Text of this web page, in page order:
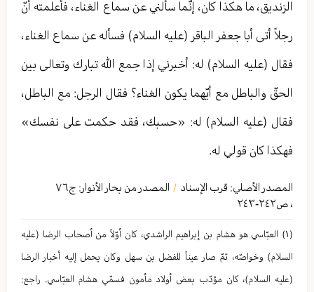
الزنديق، ما هكذا كان، إنّما سألني عن سماع الغناء، فأعلمته أنّ
رجلاً أتى أبا جعفر الباقر (عليه السلام) فسأله عن سماع الغناء،
فقال (عليه السلام) له: أخبرني إذا جمع الله تبارك وتعالى بين
الحقّ والباطل مع أيّهما يكون الغناء؟ فقال الرجل: مع الباطل،
فقال (عليه السلام) له: «حسبك، فقد حكمت على نفسك»
فهكذا كان قولي له.
المصدر الأصلي: قرب الإسناد / المصدر من بحار الأنوار: ج٧٦
، ص٢٤٢-٢٤٣
(١) العبّاسي هو هشام بن إبراهیم الراشدي، كان أوّلاً من أصحاب الرضا (عليه
السلام) وخواصّه، ثمّ صار عیناً للفضل بن سهل وكان یحمل إلیه أخبار الرضا
(عليه السلام)، كان مؤدّب بعض أولاد مأمون فسمّي هشام العبّاسي. راجع: